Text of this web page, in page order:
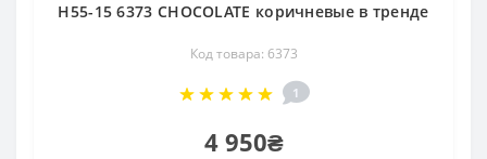
H55-15 6373 CHOCOLATE коричневые в тренде
Код товара: 6373
1
4 950₴